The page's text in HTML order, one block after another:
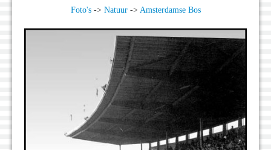
Foto's-> Natuur-> Amsterdamse Bos